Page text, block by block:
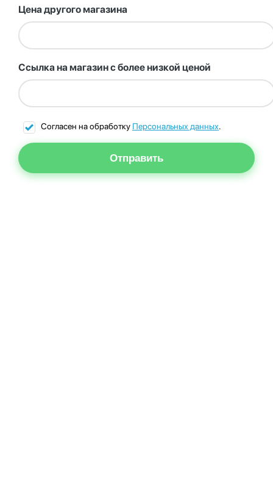
Цена другого магазина
Ссылка на магазин с более низкой ценой
Согласен на обработку Персональных данных.
Отправить